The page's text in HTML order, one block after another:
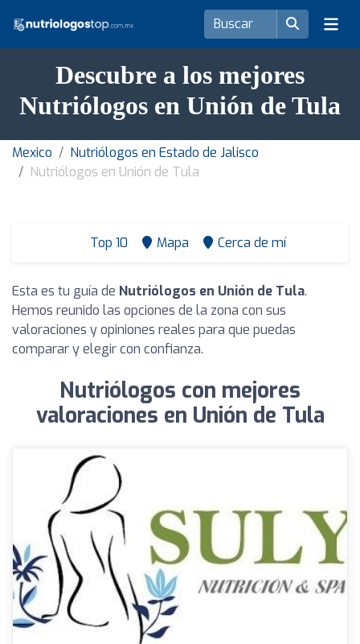
Descubre a los mejores
Nutriólogos en Unión de Tula
Mexico
Nutriólogos en Estado de Jalisco
Nutriólogos en Unión de Tula
Top 10 Mapa Cerca de mí
Esta es tu guía de Nutriólogos en Unión de Tula.
Hemos reunido las opciones de la zona con sus
valoraciones y opiniones reales para que puedas
comparar y elegir con confianza.
Nutriólogos con mejores
valoraciones en Unión de Tula